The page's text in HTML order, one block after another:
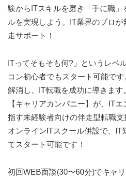
験からITスキルを磨き「手に職」
ルを実現しよう。IT業界のプロ
走サポート！
ITってそもそも何?」というレベ
コン初心者でもスタート可能で
解消し、IT転職を成功に導きます
【キャリアカンパニー】が、IT
指す未経験者向けの伴走型転職
オンラインITスクール併設で、IT
てスタート可能です！
初回WEB面談(30〜60分)でキャ